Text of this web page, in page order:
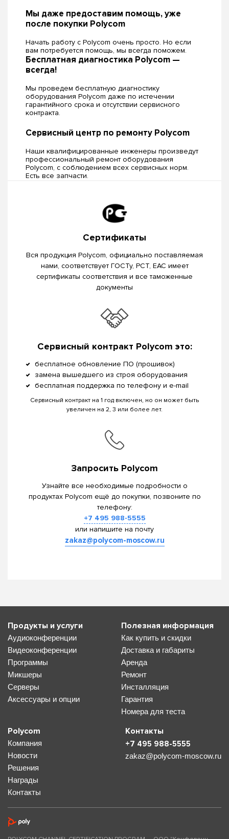
Мы даже предоставим помощь, уже
после покупки Polycom
Начать работу с Polycom очень просто. Но если
вам потребуется помощь, мы всегда поможем.
Бесплатная диагностика Polycom —
всегда!
Мы проведем бесплатную диагностику
оборудования Polycom даже по истечении
гарантийного срока и отсутствии сервисного
контракта.
Сервисный центр по ремонту Polycom
Наши квалифицированные инженеры произведут
профессиональный ремонт оборудования
Polycom, c соблюдением всех сервисных норм.
Есть все запчасти.
Сертификаты
Вся продукция Polycom, официально поставляемая
нами, соответствует ГОСТу, РСТ, EAC имеет
сертификаты соответствия и все таможенные
документы
Сервисный контракт Polycom это:
бесплатное обновление ПО (прошивок)
замена вышедшего из строя оборудования
бесплатная поддержка по телефону и e-mail
Сервисный контракт на 1 год включен, но он может быть
увеличен на 2, 3 или более лет.
Запросить Polycom
Узнайте все необходимые подробности о
продуктах Polycom ещё до покупки, позвоните по
телефону:
+7 495 988-5555
или напишите на почту
zakaz@polycom-moscow.ru
Продукты и услуги
Аудиоконференции
Видеоконференции
Программы
Микшеры
Серверы
Аксессуары и опции
Полезная информация
Как купить и скидки
Доставка и габариты
Аренда
Ремонт
Инсталляция
Гарантия
Номера для теста
Polycom
Компания
Новости
Решения
Награды
Контакты
Контакты
+7 495 988-5555
zakaz@polycom-moscow.ru